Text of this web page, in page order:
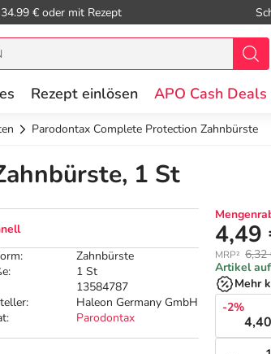
€ oder mit Rezept
Rezept einlösen APO Cash Deals
Parodontax Complete Protection Zahnbürste
1 St
Zahnbürste
1 St
13584787
Haleon Germany GmbH
Parodontax
4,49
MRP² 6,32
Artikel
Mehr
-2%